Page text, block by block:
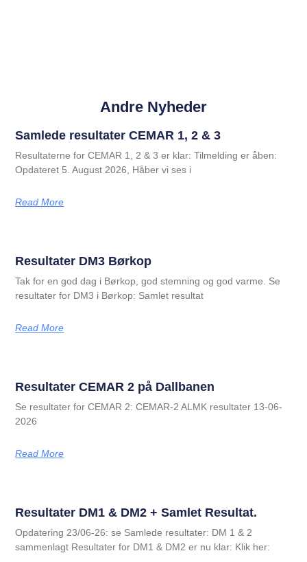
Andre Nyheder
Samlede resultater CEMAR 1, 2 & 3
Resultaterne for CEMAR 1, 2 & 3 er klar: Tilmelding er åben:
Opdateret 5. August 2026, Håber vi ses i
Read More
Resultater DM3 Børkop
Tak for en god dag i Børkop, god stemning og god varme. Se
resultater for DM3 i Børkop: Samlet resultat
Read More
Resultater CEMAR 2 på Dallbanen
Se resultater for CEMAR 2: CEMAR-2 ALMK resultater 13-06-
2026
Read More
Resultater DM1 & DM2 + Samlet Resultat.
Opdatering 23/06-26: se Samlede resultater: DM 1 & 2
sammenlagt Resultater for DM1 & DM2 er nu klar: Klik her: